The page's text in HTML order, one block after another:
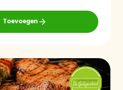
Toevoegen